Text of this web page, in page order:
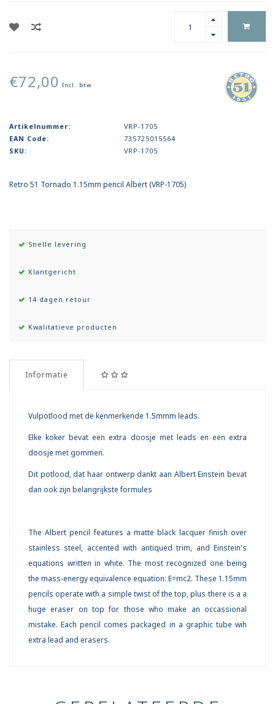
€72,00 Incl. btw
Artikelnummer:
VRP-1705
EAN Code:
735725015564
SKU:
VRP-1705
Retro 51 Tornado 1.15mm pencil Albert (VRP-1705)
Snelle levering
Klantgericht
14 dagen retour
Kwalitatieve producten
Informatie
Vulpotlood met de kenmerkende 1.5mmm leads.
Elke koker bevat een extra doosje met leads en een extra
doosje met gommen.
Dit potlood, dat haar ontwerp dankt aan Albert Einstein bevat
dan ook zijn belangrijkste formules
The Albert pencil features a matte black lacquer finish over
stainless steel, accented with antiqued trim, and Einstein's
equations written in white. The most recognized one being
the mass-energy equivalence equation: E=mc2. These 1.15mm
pencils operate with a simple twist of the top, plus there is a a
huge eraser on top for those who make an occassional
mistake. Each pencil comes packaged in a graphic tube wih
extra lead and erasers.